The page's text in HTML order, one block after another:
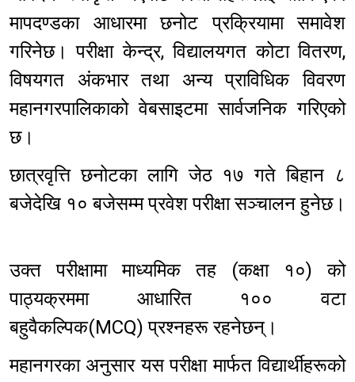
मापदण्डका आधारमा छनोट प्रक्रियामा समावेश
गरिनेछ। परीक्षा केन्द्र, विद्यालयगत कोटा वितरण,
विषयगत अंकभार तथा अन्य प्राविधिक विवरण
महानगरपालिकाको वेबसाइटमा सार्वजनिक गरिएको
छ।
छात्रवृत्ति छनोटका लागि जेठ १७ गते बिहान ८
बजेदेखि १० बजेसम्म प्रवेश परीक्षा सञ्चालन हुनेछ।
उक्त परीक्षामा माध्यमिक तह (कक्षा १०) को
पाठ्यक्रममा आधारित १०० वटा
बहुवैकल्पिक(MCQ) प्रश्नहरू रहनेछन्।
महानगरका अनुसार यस परीक्षा मार्फत विद्यार्थीहरूको